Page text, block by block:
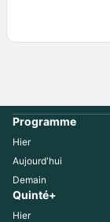
Programme
Hier
Aujourd'hui
Demain
Quinté+
Hier